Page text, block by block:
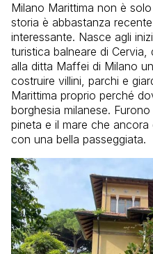
Milano Marittima non è
storia è abbastanza
interessante. Nasce agli
turistica balneare di
alla ditta Maffei di Milano
costruire villini, parchi e
Marittima proprio perché
borghesia milanese.
pineta e il mare che
con una bella passeggiata.